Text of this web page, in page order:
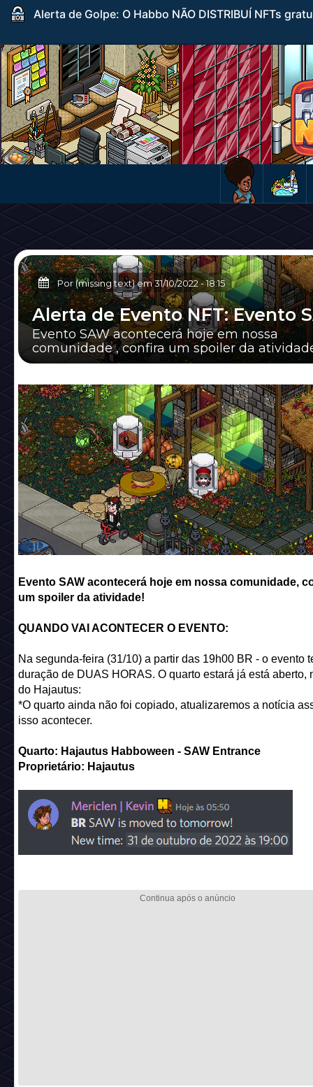
Alerta de Golpe: O Habbo NÃO DISTRIBUÍ NFTs
Por (missing text) em31/10/2022-18:15
Alerta de Evento NFT: Evento
Evento SAW acontecerá hoje em nossa
comunidade , confira um spoiler da
Evento SAW acontecerá hoje em nossa comunidade,
um spoiler da atividade!
QUANDO VAI ACONTECER O EVENTO:
Na segunda-feira (31/10) a partir das 19h00 BR - o evento
duração de DUAS HORAS. O quarto estará já está aberto,
do Hajautus:
*O quarto ainda não foi copiado, atualizaremos a notícia
isso acontecer.
Quarto: Hajautus Habboween - SAW Entrance
Proprietário: Hajautus